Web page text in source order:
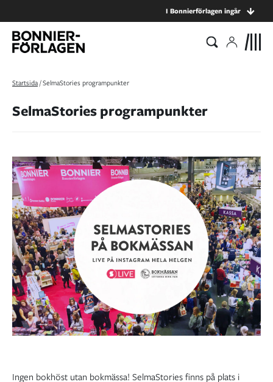
I Bonnierförlagen ingår
Startsida/SelmaStories programpunkter
SelmaStories programpunkter
Ingen bokhöst utan bokmässa! SelmaStories finns på plats i